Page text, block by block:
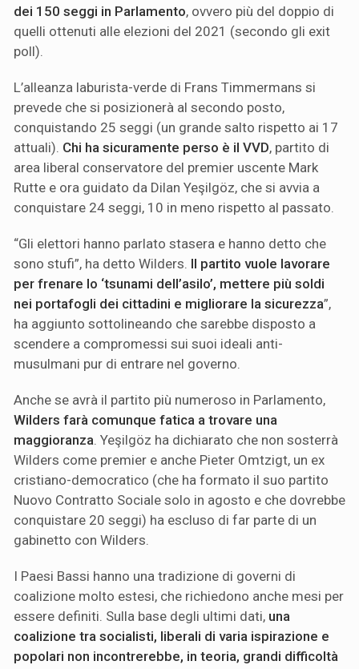
dei 150 seggi in Parlamento, ovvero più del doppio di
quelli ottenuti alle elezioni del 2021 (secondo gli exit
poll).
L’alleanza laburista-verde di Frans Timmermans si
prevede che si posizionerà al secondo posto,
conquistando 25 seggi (un grande salto rispetto ai 17
attuali). Chi ha sicuramente perso è il VVD, partito di
area liberal conservatore del premier uscente Mark
Rutte e ora guidato da Dilan Yeşilgöz, che si avvia a
conquistare 24 seggi, 10 in meno rispetto al passato.
“Gli elettori hanno parlato stasera e hanno detto che
sono stufi”, ha detto Wilders. Il partito vuole lavorare
per frenare lo ‘tsunami dell’asilo’, mettere più soldi
nei portafogli dei cittadini e migliorare la sicurezza”,
ha aggiunto sottolineando che sarebbe disposto a
scendere a compromessi sui suoi ideali anti-
musulmani pur di entrare nel governo.
Anche se avrà il partito più numeroso in Parlamento,
Wilders farà comunque fatica a trovare una
maggioranza . Yeşilgöz ha dichiarato che non sosterrà
Wilders come premier e anche Pieter Omtzigt, un ex
cristiano-democratico (che ha formato il suo partito
Nuovo Contratto Sociale solo in agosto e che dovrebbe
conquistare 20 seggi) ha escluso di far parte di un
gabinetto con Wilders.
I Paesi Bassi hanno una tradizione di governi di
coalizione molto estesi, che richiedono anche mesi per
essere definiti. Sulla base degli ultimi dati, una
coalizione tra socialisti, liberali di varia ispirazione e
popolari non incontrerebbe, in teoria, grandi difficoltà